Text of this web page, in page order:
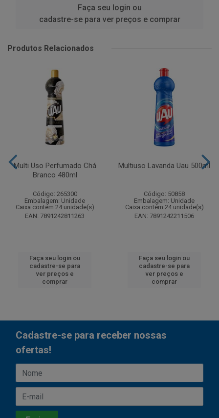
Faça seu login ou
cadastre-se para ver preços e comprar
Produtos Relacionados
Multi Uso Perfumado Chá
Branco 480ml
Código: 265300
Embalagem: Unidade
Caixa contém 24 unidade(s)
EAN: 7891242811263
Faça seu login ou
cadastre-se para
ver preços e
comprar
Multiuso Lavanda Uau 500ml
Código: 50858
Embalagem: Unidade
Caixa contém 24 unidade(s)
EAN: 7891242211506
Faça seu login ou
cadastre-se para
ver preços e
comprar
Cadastre-se para receber nossas
ofertas!